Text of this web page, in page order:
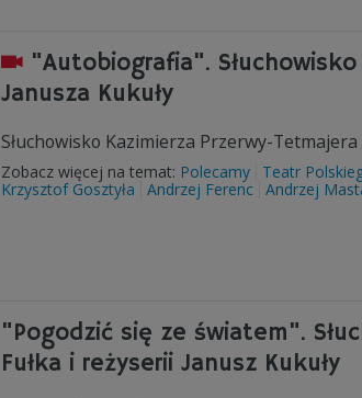
"Autobiografia".
Janusza Kukuły
Słuchowisko Kazimierza Przerwy-
Zobacz więcej na temat: Polecamy Teatr
Krzysztof Gosztyła
Andrzej Ferenc Andrzej
"Pogodzić się ze światem".
Fułka i reżyserii Janusz Kukuły